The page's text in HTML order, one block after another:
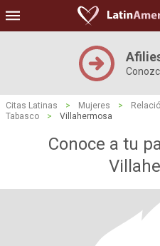
Citas Latinas > Mujeres >
Tabasco
> Villahermosa
Conoce a tu